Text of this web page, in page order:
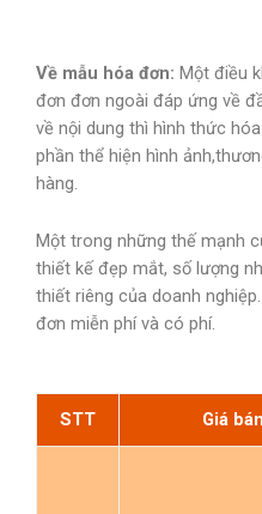
Về mẫu hóa đơn: Một điều
đơn đơn ngoài đáp ứng về
về nội dung thì hình thức
phần thể hiện hình
hàng.
Một trong những thế mạnh
thiết kế đẹp mắt, số lượng
thiết riêng của doanh
đơn miễn phí và có phí.
STT Giá bán